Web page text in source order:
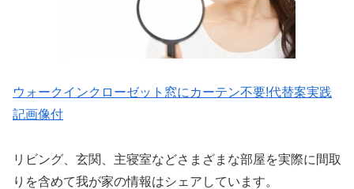
ウォークインクローゼット窓にカーテン不要!代替案実践
記画像付
リビング、玄関、主寝室などさまざまな部屋を実際に間取
りを含めて我が家の情報はシェアしています。